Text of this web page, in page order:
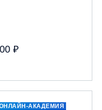
₽
АКАДЕМИЯ